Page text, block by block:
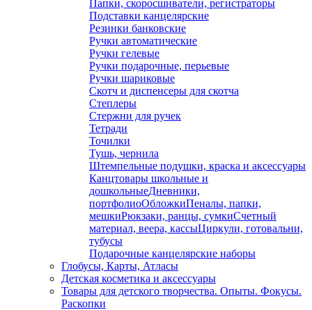
Папки, скоросшиватели, регистраторы
Подставки канцелярские
Резинки банковские
Ручки автоматические
Ручки гелевые
Ручки подарочные, перьевые
Ручки шариковые
Скотч и диспенсеры для скотча
Степлеры
Стержни для ручек
Тетради
Точилки
Тушь, чернила
Штемпельные подушки, краска и аксессуары
Канцтовары школьные и
дошкольныеДневники,
портфолиоОбложкиПеналы, папки,
мешкиРюкзаки, ранцы, сумкиСчетный
материал, веера, кассыЦиркули, готовальни,
тубусы
Подарочные канцелярские наборы
Глобусы, Карты, Атласы
Детская косметика и аксессуары
Товары для детского творчества. Опыты. Фокусы.
Раскопки